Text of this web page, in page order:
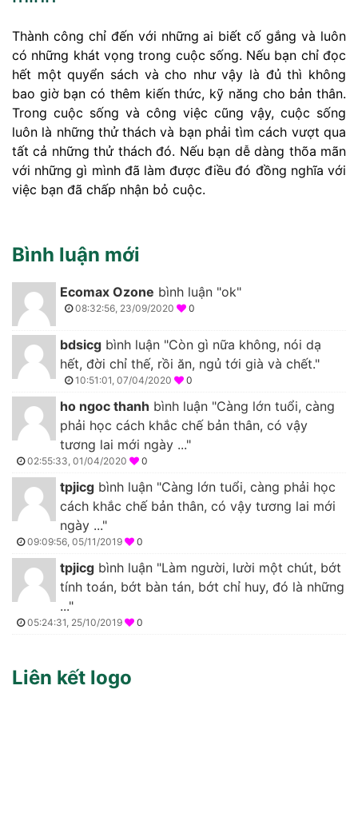
Thành công chỉ đến với những ai biết cố gắng và luôn
có những khát vọng trong cuộc sống. Nếu bạn chỉ đọc
hết một quyển sách và cho như vậy là đủ thì không
bao giờ bạn có thêm kiến thức, kỹ năng cho bản thân.
Trong cuộc sống và công việc cũng vậy, cuộc sống
luôn là những thử thách và bạn phải tìm cách vượt qua
tất cả những thử thách đó. Nếu bạn dễ dàng thõa mãn
với những gì mình đã làm được điều đó đồng nghĩa với
việc bạn đã chấp nhận bỏ cuộc.
Bình luận mới
Ecomax Ozone bình luận "ok"
08:32:56, 23/09/2020 0
bdsicg bình luận "Còn gì nữa không, nói dạ
hết, đời chỉ thế, rồi ăn, ngủ tới già và chết."
10:51:01, 07/04/2020 0
ho ngoc thanh bình luận "Càng lớn tuổi, càng
phải học cách khắc chế bản thân, có vậy
tương lai mới ngày ..."
02:55:33, 01/04/2020 0
tpjicg bình luận "Càng lớn tuổi, càng phải học
cách khắc chế bản thân, có vậy tương lai mới
ngày ..."
09:09:56, 05/11/2019 0
tpjicg bình luận "Làm người, lười một chút, bớt
tính toán, bớt bàn tán, bớt chỉ huy, đó là những
..."
05:24:31, 25/10/2019 0
Liên kết logo